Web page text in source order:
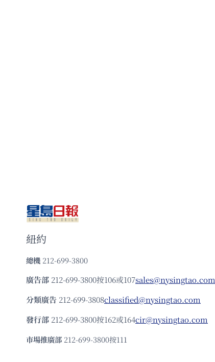
紐約
總機 212-699-3800
廣告部 212-699-3800按106或107sales@nysingtao.com
分類廣告 212-699-3808classified@nysingtao.com
發⾏部 212-699-3800按162或164cir@nysingtao.com
市場推廣部 212-699-3800按111